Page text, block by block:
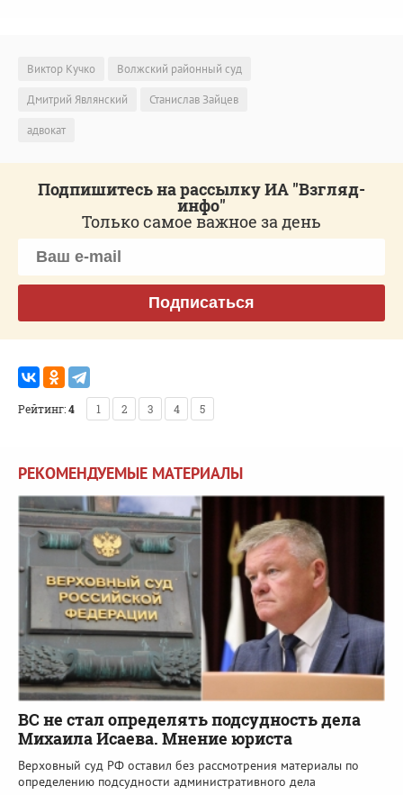
Виктор Кучко
Волжский районный суд
Дмитрий Являнский
Станислав Зайцев
адвокат
Подпишитесь на рассылку ИА "Взгляд-
инфо"
Только самое важное за день
Подписаться
Рейтинг:4 1 2 3 4 5
РЕКОМЕНДУЕМЫЕ МАТЕРИАЛЫ
ВС не стал определять подсудность дела
Михаила Исаева. Мнение юриста
Верховный суд РФ оставил без рассмотрения материалы по
определению подсудности административного дела